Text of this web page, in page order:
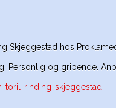
Skjeggestad hos
Personlig og gripende.
toril-rinding-skjeggestad